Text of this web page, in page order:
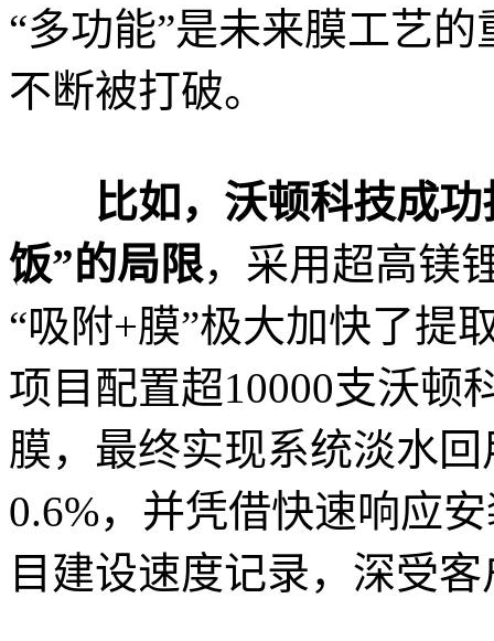
“多功能”是未来膜工艺
不断被打破。
比如，沃顿科技成
饭”的局限，采用超高镁
“吸附+膜”极大加快了提
项目配置超10000支沃顿
膜，最终实现系统淡水
0.6%，并凭借快速响应
目建设速度记录，深受